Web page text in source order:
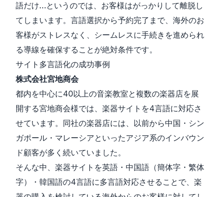
語だけ…というのでは、お客様はがっかりして離脱し
てしまいます。言語選択から予約完了まで、海外のお
客様がストレスなく、シームレスに手続きを進められ
る導線を確保することが絶対条件です。
サイト多言語化の成功事例
株式会社宮地商会
都内を中心に40以上の音楽教室と複数の楽器店を展
開する宮地商会様では、楽器サイトを4言語に対応さ
せています。同社の楽器店には、以前から中国・シン
ガポール・マレーシアといったアジア系のインバウン
ド顧客が多く続いていました。
そんな中、楽器サイトを英語・中国語（簡体字・繁体
字）・韓国語の4言語に多言語対応させることで、楽